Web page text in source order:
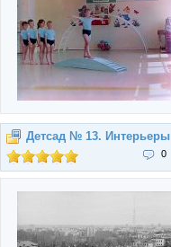
Детсад № 13. Интерьеры
0